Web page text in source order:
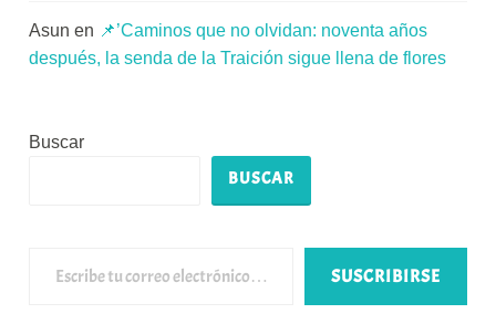
Asun en 📌’Caminos que no olvidan: noventa años
después, la senda de la Traición sigue llena de flores
Buscar
BUSCAR
SUSCRIBIRSE